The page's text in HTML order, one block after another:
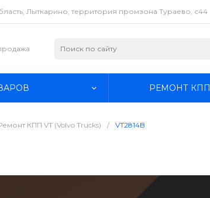
Лыткарино, территория промзона Тураево, с44
РЕМОНТ КПП
КПП VT (Volvo Trucks) / VT2814B